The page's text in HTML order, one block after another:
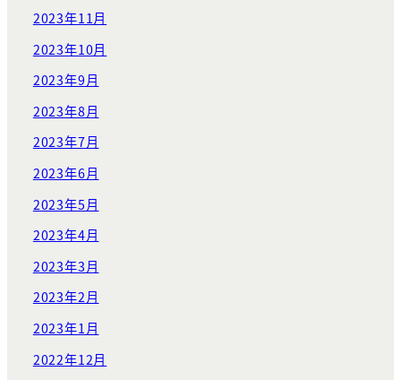
2023年11月
2023年10月
2023年9月
2023年8月
2023年7月
2023年6月
2023年5月
2023年4月
2023年3月
2023年2月
2023年1月
2022年12月